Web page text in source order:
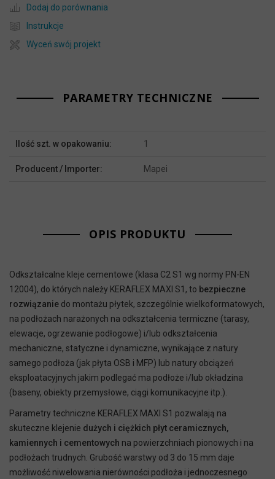
Dodaj do porównania
Instrukcje
Wyceń swój projekt
PARAMETRY TECHNICZNE
Ilość szt. w opakowaniu: 1
Producent / Importer: Mapei
OPIS PRODUKTU
Odkształcalne kleje cementowe (klasa C2 S1 wg normy PN-EN
12004), do których należy KERAFLEX MAXI S1, to bezpieczne
rozwiązanie do montażu płytek, szczególnie wielkoformatowych,
na podłożach narażonych na odkształcenia termiczne (tarasy,
elewacje, ogrzewanie podłogowe) i/lub odkształcenia
mechaniczne, statyczne i dynamiczne, wynikające z natury
samego podłoża (jak płyta OSB i MFP) lub natury obciążeń
eksploatacyjnych jakim podlegać ma podłoże i/lub okładzina
(baseny, obiekty przemysłowe, ciągi komunikacyjne itp.).
Parametry techniczne KERAFLEX MAXI S1 pozwalają na
skuteczne klejenie dużych i ciężkich płyt ceramicznych,
kamiennych i cementowych na powierzchniach pionowych i na
podłożach trudnych. Grubość warstwy od 3 do 15 mm daje
możliwość niwelowania nierówności podłoża i jednoczesnego